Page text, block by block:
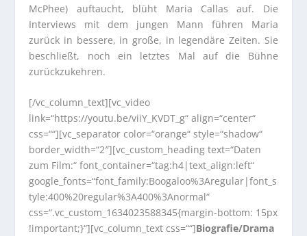
McPhee) auftaucht, blüht Maria Callas auf. Die
Interviews mit dem jungen Mann führen Maria
zurück in bessere, in große, in legendäre Zeiten. Sie
beschließt, noch ein letztes Mal auf die Bühne
zurückzukehren.
[/vc_column_text][vc_video
link=“https://youtu.be/viiY_KVDT_g“ align=“center“
css=““][vc_separator color=“orange“ style=“shadow“
border_width=“2″][vc_custom_heading text=“Daten
zum Film:“ font_container=“tag:h4|text_align:left“
google_fonts=“font_family:Boogaloo%3Aregular|font_s
tyle:400%20regular%3A400%3Anormal“
css=“.vc_custom_1634023588345{margin-bottom: 15px
!important;}“][vc_column_text css=““]Biografie/Drama